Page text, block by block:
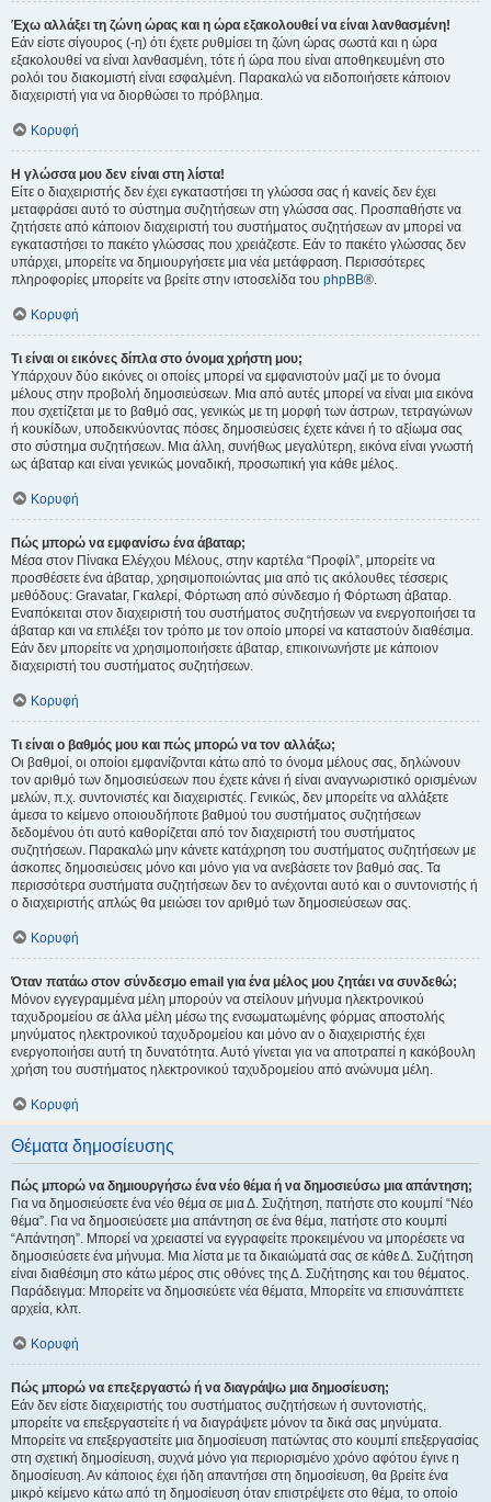
Έχω αλλάξει τη ζώνη ώρας και η ώρα εξακολουθεί να είναι λανθασμένη!
Εάν είστε σίγουρος (-η) ότι έχετε ρυθμίσει τη ζώνη ώρας σωστά και η ώρα
εξακολουθεί να είναι λανθασμένη, τότε ή ώρα που είναι αποθηκευμένη στο
ρολόι του διακομιστή είναι εσφαλμένη. Παρακαλώ να ειδοποιήσετε κάποιον
διαχειριστή για να διορθώσει το πρόβλημα.
Κορυφή
Η γλώσσα μου δεν είναι στη λίστα!
Είτε ο διαχειριστής δεν έχει εγκαταστήσει τη γλώσσα σας ή κανείς δεν έχει
μεταφράσει αυτό το σύστημα συζητήσεων στη γλώσσα σας. Προσπαθήστε να
ζητήσετε από κάποιον διαχειριστή του συστήματος συζητήσεων αν μπορεί να
εγκαταστήσει το πακέτο γλώσσας που χρειάζεστε. Εάν το πακέτο γλώσσας δεν
υπάρχει, μπορείτε να δημιουργήσετε μια νέα μετάφραση. Περισσότερες
πληροφορίες μπορείτε να βρείτε στην ιστοσελίδα του phpBB®.
Κορυφή
Τι είναι οι εικόνες δίπλα στο όνομα χρήστη μου;
Υπάρχουν δύο εικόνες οι οποίες μπορεί να εμφανιστούν μαζί με το όνομα
μέλους στην προβολή δημοσιεύσεων. Μια από αυτές μπορεί να είναι μια εικόνα
που σχετίζεται με το βαθμό σας, γενικώς με τη μορφή των άστρων, τετραγώνων
ή κουκίδων, υποδεικνύοντας πόσες δημοσιεύσεις έχετε κάνει ή το αξίωμα σας
στο σύστημα συζητήσεων. Μια άλλη, συνήθως μεγαλύτερη, εικόνα είναι γνωστή
ως άβαταρ και είναι γενικώς μοναδική, προσωπική για κάθε μέλος.
Κορυφή
Πώς μπορώ να εμφανίσω ένα άβαταρ;
Μέσα στον Πίνακα Ελέγχου Μέλους, στην καρτέλα “Προφίλ”, μπορείτε να
προσθέσετε ένα άβαταρ, χρησιμοποιώντας μια από τις ακόλουθες τέσσερις
μεθόδους: Gravatar, Γκαλερί, Φόρτωση από σύνδεσμο ή Φόρτωση άβαταρ.
Εναπόκειται στον διαχειριστή του συστήματος συζητήσεων να ενεργοποιήσει τα
άβαταρ και να επιλέξει τον τρόπο με τον οποίο μπορεί να καταστούν διαθέσιμα.
Εάν δεν μπορείτε να χρησιμοποιήσετε άβαταρ, επικοινωνήστε με κάποιον
διαχειριστή του συστήματος συζητήσεων.
Κορυφή
Τι είναι ο βαθμός μου και πώς μπορώ να τον αλλάξω;
Οι βαθμοί, οι οποίοι εμφανίζονται κάτω από το όνομα μέλους σας, δηλώνουν
τον αριθμό των δημοσιεύσεων που έχετε κάνει ή είναι αναγνωριστικό ορισμένων
μελών, π.χ. συντονιστές και διαχειριστές. Γενικώς, δεν μπορείτε να αλλάξετε
άμεσα το κείμενο οποιουδήποτε βαθμού του συστήματος συζητήσεων
δεδομένου ότι αυτό καθορίζεται από τον διαχειριστή του συστήματος
συζητήσεων. Παρακαλώ μην κάνετε κατάχρηση του συστήματος συζητήσεων με
άσκοπες δημοσιεύσεις μόνο και μόνο για να ανεβάσετε τον βαθμό σας. Τα
περισσότερα συστήματα συζητήσεων δεν το ανέχονται αυτό και ο συντονιστής ή
ο διαχειριστής απλώς θα μειώσει τον αριθμό των δημοσιεύσεων σας.
Κορυφή
Όταν πατάω στον σύνδεσμο email για ένα μέλος μου ζητάει να συνδεθώ;
Μόνον εγγεγραμμένα μέλη μπορούν να στείλουν μήνυμα ηλεκτρονικού
ταχυδρομείου σε άλλα μέλη μέσω της ενσωματωμένης φόρμας αποστολής
μηνύματος ηλεκτρονικού ταχυδρομείου και μόνο αν ο διαχειριστής έχει
ενεργοποιήσει αυτή τη δυνατότητα. Αυτό γίνεται για να αποτραπεί η κακόβουλη
χρήση του συστήματος ηλεκτρονικού ταχυδρομείου από ανώνυμα μέλη.
Κορυφή
Θέματα δημοσίευσης
Πώς μπορώ να δημιουργήσω ένα νέο θέμα ή να δημοσιεύσω μια απάντηση;
Για να δημοσιεύσετε ένα νέο θέμα σε μια Δ. Συζήτηση, πατήστε στο κουμπί “Νέο
θέμα”. Για να δημοσιεύσετε μια απάντηση σε ένα θέμα, πατήστε στο κουμπί
“Απάντηση”. Μπορεί να χρειαστεί να εγγραφείτε προκειμένου να μπορέσετε να
δημοσιεύσετε ένα μήνυμα. Μια λίστα με τα δικαιώματά σας σε κάθε Δ. Συζήτηση
είναι διαθέσιμη στο κάτω μέρος στις οθόνες της Δ. Συζήτησης και του θέματος.
Παράδειγμα: Μπορείτε να δημοσιεύετε νέα θέματα, Μπορείτε να επισυνάπτετε
αρχεία, κλπ.
Κορυφή
Πώς μπορώ να επεξεργαστώ ή να διαγράψω μια δημοσίευση;
Εάν δεν είστε διαχειριστής του συστήματος συζητήσεων ή συντονιστής,
μπορείτε να επεξεργαστείτε ή να διαγράψετε μόνον τα δικά σας μηνύματα.
Μπορείτε να επεξεργαστείτε μια δημοσίευση πατώντας στο κουμπί επεξεργασίας
στη σχετική δημοσίευση, συχνά μόνο για περιορισμένο χρόνο αφότου έγινε η
δημοσίευση. Αν κάποιος έχει ήδη απαντήσει στη δημοσίευση, θα βρείτε ένα
μικρό κείμενο κάτω από τη δημοσίευση όταν επιστρέψετε στο θέμα, το οποίο